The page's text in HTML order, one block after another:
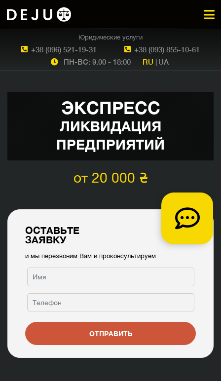
+38 (096) 521-19-31 +38 (093) 855-10-61
Юридические услуги
ПН-ВС: 9.00 - 18:00 RU | UA
ЭКСПРЕСС
ЛИКВИДАЦИЯ
ПРЕДПРИЯТИЙ
от 20 000 ₴
ОСТАВЬТЕ
ЗАЯВКУ
и мы перезвоним Вам и проконсультируем
ОТПРАВИТЬ